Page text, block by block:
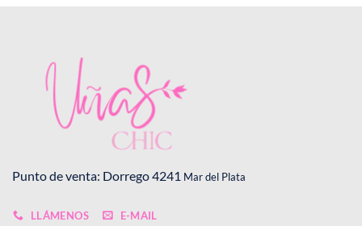
Punto de venta: Dorrego 4241 Mar del Plata
LLÁMENOS E-MAIL